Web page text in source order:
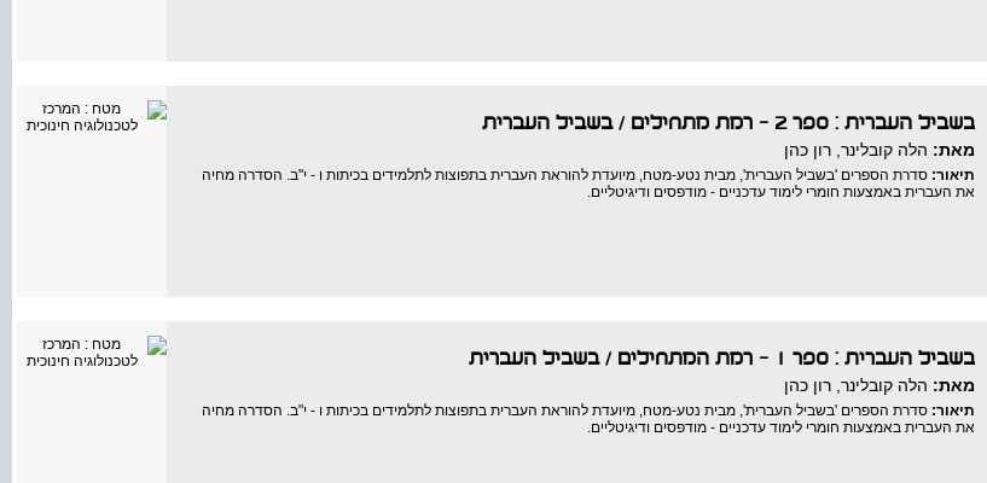
בשביל העברית : ספר 2 - רמת מתחילים /בשביל העברית
מאת: הלה קובלינר, רון כהן
תיאור: סדרת הספרים 'בשביל העברית', מבית נטע-מטח, מיועדת להוראת העברית בתפוצות לתלמידים בכיתות ו - י"ב. הסדרה מחיה
את העברית באמצעות חומרי לימוד עדכניים - מודפסים ודיגיטליים.
בשביל העברית : ספר 1 - רמת המתחילים /בשביל העברית
מאת: הלה קובלינר, רון כהן
תיאור: סדרת הספרים 'בשביל העברית', מבית נטע-מטח, מיועדת להוראת העברית בתפוצות לתלמידים בכיתות ו - י"ב. הסדרה מחיה
את העברית באמצעות חומרי לימוד עדכניים - מודפסים ודיגיטליים.